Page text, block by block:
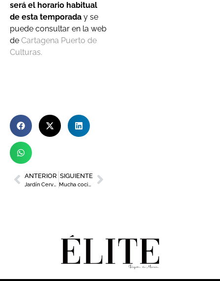
será el horario habitual
de esta temporada y se
puede consultar en la web
de Cartagena Puerto de
Culturas.
ANTERIOR
Jardín Cervezas Alhambra vuelve a Murcia
SIGUIENTE
Mucha cocina en Restaurante «Muchachicha»